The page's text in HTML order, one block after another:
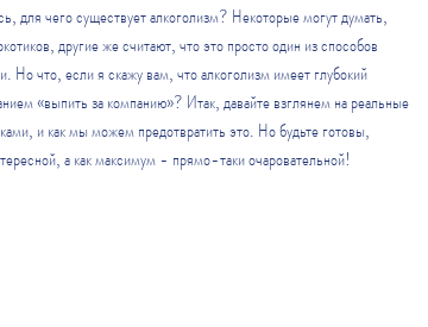
для чего существует алкоголизм? Некоторые могут думать,
другие же считают, что это просто один из способов
Но что, если я скажу вам, что алкоголизм имеет глубокий
«выпить за компанию»? Итак, давайте взглянем на реальные
и как мы можем предотвратить это. Но будьте готовы,
а как максимум - прямо-таки очаровательной!